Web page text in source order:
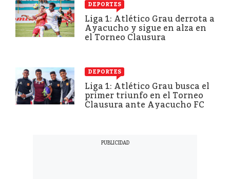
DEPORTES
Liga 1: Atlético Grau derrota a
Ayacucho y sigue en alza en
el Torneo Clausura
DEPORTES
Liga 1: Atlético Grau busca el
primer triunfo en el Torneo
Clausura ante Ayacucho FC